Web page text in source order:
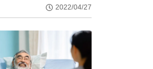
2022/04/27